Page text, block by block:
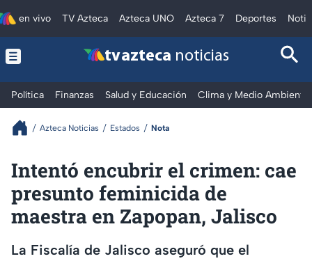
en vivo TV Azteca Azteca UNO Azteca 7 Deportes
tv azteca noticias
Política Finanzas Salud y Educación Clima y Medio Ambiente
Azteca Noticias Estados Nota
Intentó encubrir el crimen: cae
presunto feminicida de
maestra en Zapopan, Jalisco
La Fiscalía de Jalisco aseguró que el